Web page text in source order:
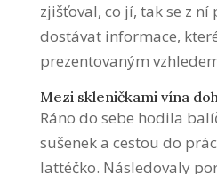
zjišťoval, co jí, tak se z
dostávat informace,
prezentovaným
Mezi skleničkami vína
Ráno do sebe hodila
sušenek a cestou do
lattéčko. Následovaly